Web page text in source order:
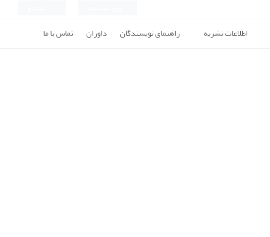
اطلاعات نشریه راهنمای نویسندگان داوران تماس با ما